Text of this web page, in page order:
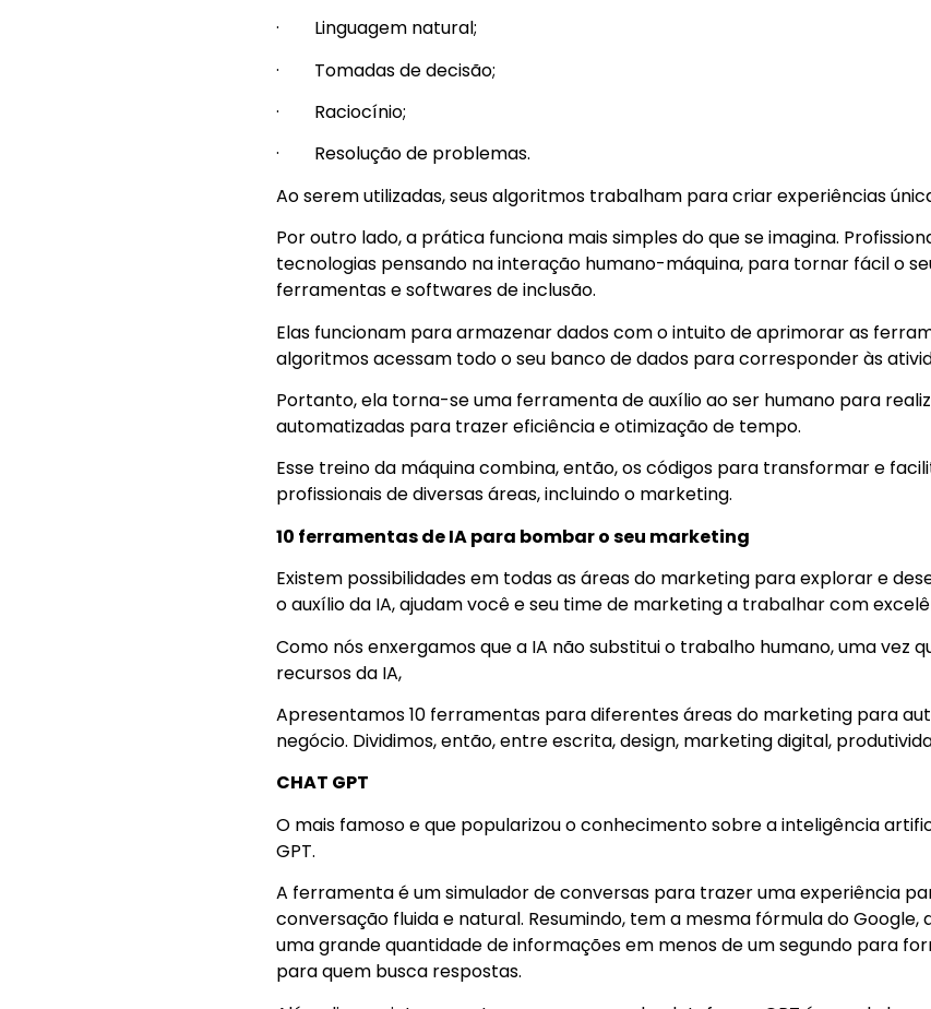
· Linguagem natural;
· Tomadas de decisão;
· Raciocínio;
· Resolução de problemas.
Ao serem utilizadas, seus algoritmos trabalham para criar experiências
Por outro lado, a prática funciona mais simples do que se imagina.
tecnologias pensando na interação humano-máquina, para tornar fácil o
ferramentas e softwares de inclusão.
Elas funcionam para armazenar dados com o intuito de aprimorar as
algoritmos acessam todo o seu banco de dados para corresponder às
Portanto, ela torna-se uma ferramenta de auxílio ao ser humano para
automatizadas para trazer eficiência e otimização de tempo.
Esse treino da máquina combina, então, os códigos para transformar e
profissionais de diversas áreas, incluindo o marketing.
10 ferramentas de IA para bombar o seu marketing
Existem possibilidades em todas as áreas do marketing para explorar e
o auxílio da IA, ajudam você e seu time de marketing a trabalhar com
Como nós enxergamos que a IA não substitui o trabalho humano, uma vez
recursos da IA,
Apresentamos 10 ferramentas para diferentes áreas do marketing para
negócio. Dividimos, então, entre escrita, design, marketing digital,
CHAT GPT
O mais famoso e que popularizou o conhecimento sobre a inteligência
GPT.
A ferramenta é um simulador de conversas para trazer uma experiência
conversação fluida e natural. Resumindo, tem a mesma fórmula do Google,
uma grande quantidade de informações em menos de um segundo para
para quem busca respostas.